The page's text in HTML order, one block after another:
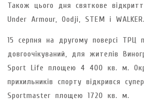
Також цього дня святкове
Under Armour, Oodji, STEM і WALKER.
15 серпня на другому поверсі ТРЦ
довгоочікуваний, для жителів
Sport Life площею 4 400 кв. м.
прихильників спорту відкрився
Sportmaster площею 1720 кв. м.